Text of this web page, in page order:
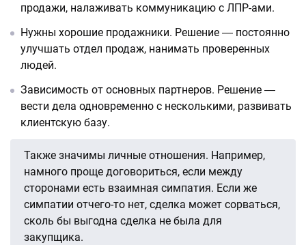
продажи, налаживать коммуникацию с ЛПР-ами.
Нужны хорошие продажники. Решение ― постоянно
улучшать отдел продаж, нанимать проверенных
людей.
Зависимость от основных партнеров. Решение ―
вести дела одновременно с несколькими, развивать
клиентскую базу.
Также значимы личные отношения. Например,
намного проще договориться, если между
сторонами есть взаимная симпатия. Если же
симпатии отчего-то нет, сделка может сорваться,
сколь бы выгодна сделка не была для
закупщика.